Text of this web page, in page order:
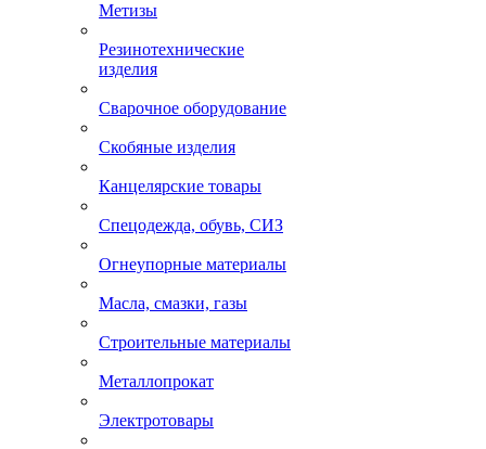
Метизы
Резинотехнические
изделия
Сварочное оборудование
Скобяные изделия
Канцелярские товары
Спецодежда, обувь, СИЗ
Огнеупорные материалы
Масла, смазки, газы
Строительные материалы
Металлопрокат
Электротовары